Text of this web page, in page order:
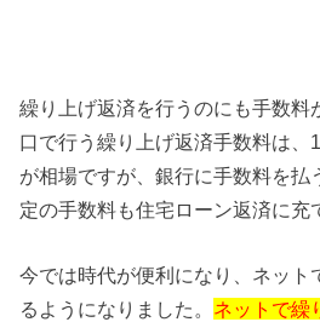
繰り上げ返済を行うのにも手数料
口で行う繰り上げ返済手数料は、
が相場ですが、銀行に手数料を払
定の手数料も住宅ローン返済に充
今では時代が便利になり、ネット
るようになりました。 ネットで繰